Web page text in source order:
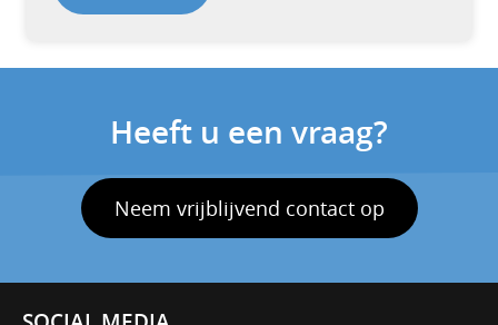
Heeft u een vraag?
Neem vrijblijvend contact op